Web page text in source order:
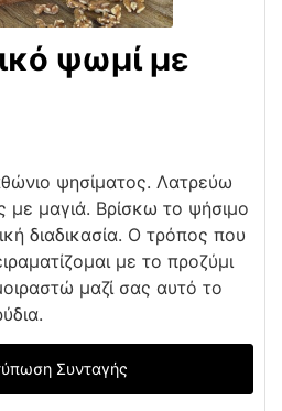
ψωμί με
ψησίματος. Λατρεύω
με μαγιά. Βρίσκω το ψήσιμο
διαδικασία. Ο τρόπος που
με το προζύμι
μαζί σας αυτό το
Συνταγής